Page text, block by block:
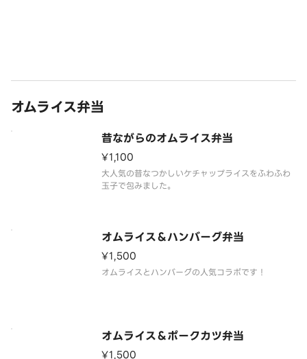
オムライス弁当
昔ながらのオムライス弁当
¥1,100
大人気の昔なつかしいケチャップライスをふわふわ
玉子で包みました。
オムライス＆ハンバーグ弁当
¥1,500
オムライスとハンバーグの人気コラボです！
オムライス＆ポークカツ弁当
¥1,500